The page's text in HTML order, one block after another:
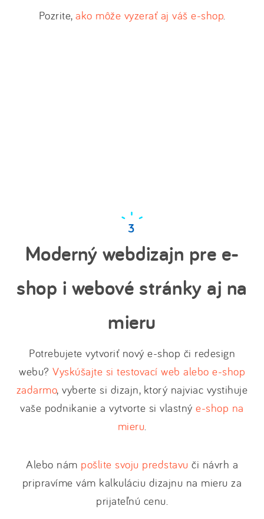
Pozrite, ako môže vyzerať aj váš e-shop
Moderný webdizajn pre e-
shop i webové stránky aj na
mieru
Potrebujete vytvoriť nový e-shop či redesign
webu? Vyskúšajte si testovací web alebo e-shop
zadarmo, vyberte si dizajn, ktorý najviac vystihuje
vaše podnikanie a vytvorte si vlastnýe-shop na
mieru.
Alebo nám pošlite svoju predstavu či návrh a
pripravíme vám kalkuláciu dizajnu na mieru za
prijateľnú cenu.